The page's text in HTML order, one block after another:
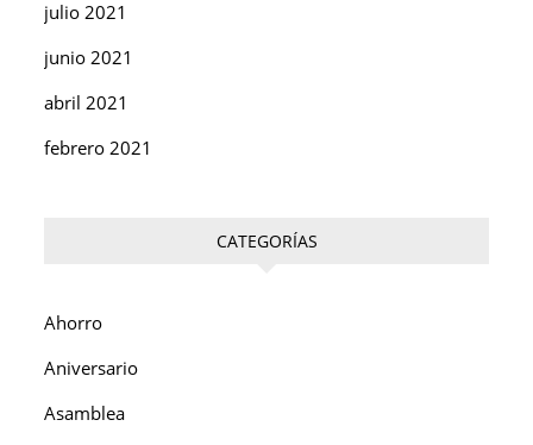
julio 2021
junio 2021
abril 2021
febrero 2021
CATEGORÍAS
Ahorro
Aniversario
Asamblea